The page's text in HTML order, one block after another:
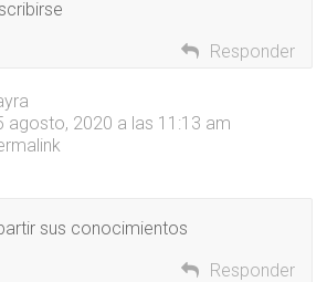
Responder
agosto, 2020 a las 11:13 am
sus conocimientos
Responder